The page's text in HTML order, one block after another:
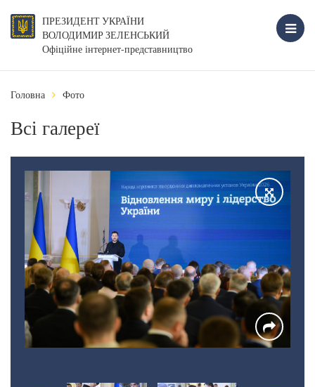
ПРЕЗИДЕНТ УКРАЇНИ
ВОЛОДИМИР ЗЕЛЕНСЬКИЙ
Офіційне інтернет-представництво
Головна Фото
Всі галереї